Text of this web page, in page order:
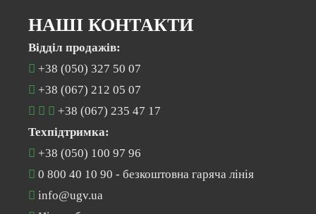
НАШІ КОНТАКТИ
Відділ продажів:
+38 (050) 327 50 07
+38 (067) 212 05 07
+38 (067) 235 47 17
Техпідтримка:
+38 (050) 100 97 96
0 800 40 10 90 - безкоштовна гаряча лінія
info@ugv.ua